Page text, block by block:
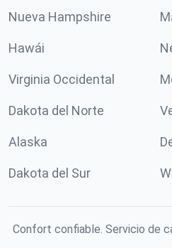
Nueva Hampshire
Hawái
Virginia Occidental
Dakota del Norte
Alaska
Dakota del Sur
Confort confiable. Servicio de